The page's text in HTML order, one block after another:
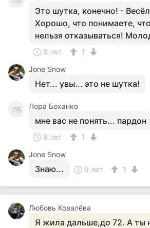
Это шутка, конечно! -
Хорошо, что понимаете,
нельзя отказываться!
9 лет
1
Jone Snow
Нет... увы... это не шутка!
ЛБ Лора Боханко
мне вас не понять... пардон
9 лет
1
Jone Snow
Знаю... 9 лет 1
Любовь Ковалёва
Я жила дальше,до 72. А ты